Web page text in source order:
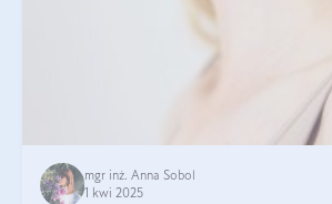
mgr inż. Anna Sobol
1 kwi 2025